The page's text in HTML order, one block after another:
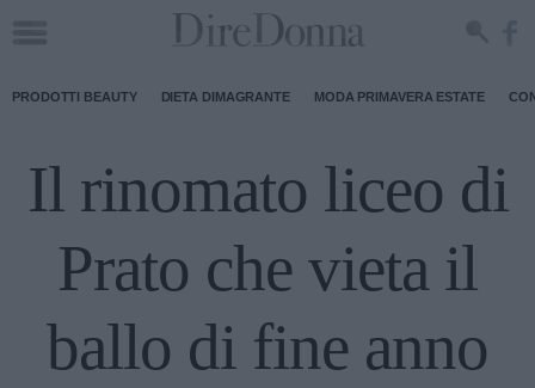
PRODOTTI BEAUTY DIETA DIMAGRANTE MODA PRIMAVERA ESTATE
Il rinomato liceo di
Prato che vieta il
ballo di fine anno